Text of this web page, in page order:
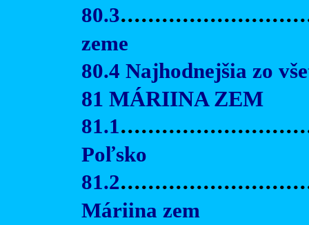
80.3
zeme
80.4 Najhodnejšia zo
81 MÁRIINA ZEM
81.1
Poľsko
81.2
Máriina zem